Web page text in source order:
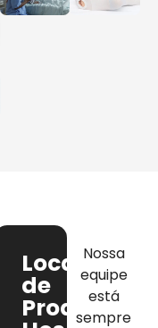
Locação
de
Produtos
Nossa
equipe
está
sempre